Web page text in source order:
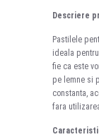
Descriere
Pastilele
ideala
fie ca este
pe lemne si
constanta,
fara